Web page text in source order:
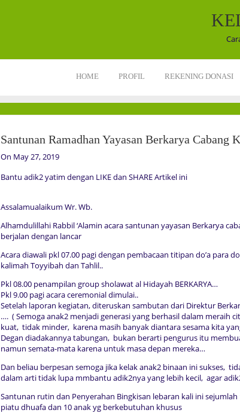
HOME PROFIL REKENING DONASI
Santunan Ramadhan Yayasan Berkarya Cabang
On May 27, 2019
Bantu adik2 yatim dengan LIKE dan SHARE Artikel ini
Assalamualaikum Wr. Wb.
Alhamdulillahi Rabbil ‘Alamin acara santunan yayasan Berkarya
berjalan dengan lancar
Acara diawali pkl 07.00 pagi dengan pembacaan titipan do’a para
kalimah Toyyibah dan Tahlil..
Pkl 08.00 penampilan group sholawat al Hidayah BERKARYA…
Pkl 9.00 pagi acara ceremonial dimulai..
Setelah laporan kegiatan, diteruskan sambutan dari Direktur
…. ( Semoga anak2 menjadi generasi yang berhasil dalam meraih
kuat, tidak minder, karena masih banyak diantara sesama kita
Degan diadakannya tabungan, bukan berarti pengurus itu
namun semata-mata karena untuk masa depan mereka…
Dan beliau berpesan semoga jika kelak anak2 binaan ini sukses,
dalam arti tidak lupa mmbantu adik2nya yang lebih kecil, agar
Santunan rutin dan Penyerahan Bingkisan lebaran kali ini
piatu dhuafa dan 10 anak yg berkebutuhan khusus